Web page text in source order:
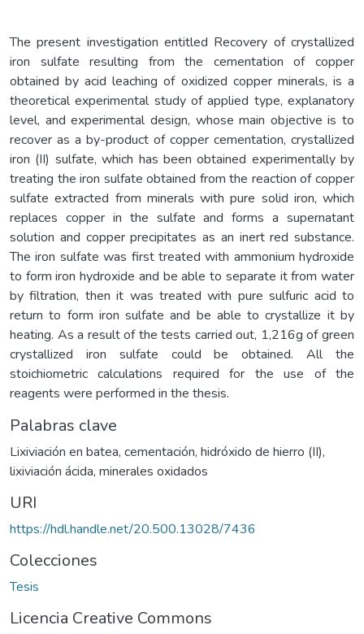
The present investigation entitled Recovery of crystallized
iron sulfate resulting from the cementation of copper
obtained by acid leaching of oxidized copper minerals, is a
theoretical experimental study of applied type, explanatory
level, and experimental design, whose main objective is to
recover as a by-product of copper cementation, crystallized
iron (II) sulfate, which has been obtained experimentally by
treating the iron sulfate obtained from the reaction of copper
sulfate extracted from minerals with pure solid iron, which
replaces copper in the sulfate and forms a supernatant
solution and copper precipitates as an inert red substance.
The iron sulfate was first treated with ammonium hydroxide
to form iron hydroxide and be able to separate it from water
by filtration, then it was treated with pure sulfuric acid to
return to form iron sulfate and be able to crystallize it by
heating. As a result of the tests carried out, 1,216g of green
crystallized iron sulfate could be obtained. All the
stoichiometric calculations required for the use of the
reagents were performed in the thesis.
Palabras clave
Lixiviación en batea, cementación, hidróxido de hierro (II),
lixiviación ácida, minerales oxidados
URI
https://hdl.handle.net/20.500.13028/7436
Colecciones
Tesis
Licencia Creative Commons